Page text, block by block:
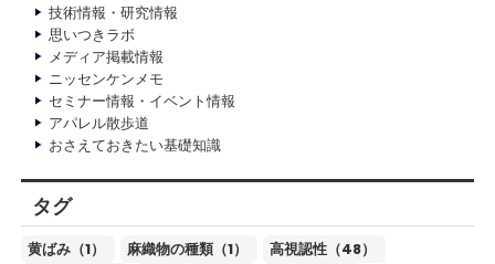
技術情報・研究情報
思いつきラボ
メディア掲載情報
ニッセンケンメモ
セミナー情報・イベント情報
アパレル散歩道
おさえておきたい基礎知識
タグ
黄ばみ（1） 麻織物の種類（1）
高視認性（48）